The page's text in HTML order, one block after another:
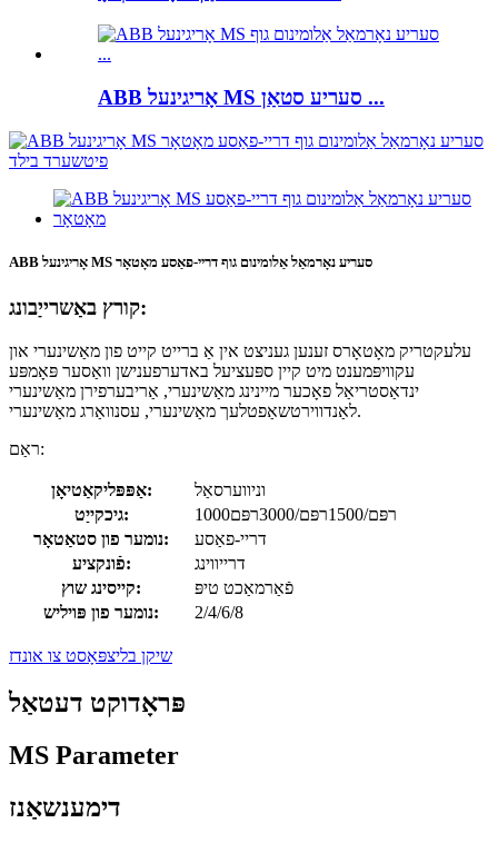
ABB אָריגינעל MS סעריע סטאַן ...
ABB אָריגינעל MS סעריע נאָרמאַל אַלומינום גוף דריי-פאַסע מאָטאָר
קורץ באַשרייַבונג:
עלעקטריק מאָטאָרס זענען געניצט אין אַ ברייט קייט פון מאַשינערי און
עקוויפּמענט מיט קיין ספּעציעל באדערפענישן וואַסער פּאָמפּע
ינדאַסטריאַל פאָכער מיינינג מאַשינערי, אַריבערפירן מאַשינערי
לאַנדווירטשאַפטלעך מאַשינערי, עסנוואַרג מאַשינערי.
ראַם:
אַפּפּליקאַטיאָן:
וניווערסאַל
גיכקייַט:
1000רפּם/1500רפּם/3000רפּם
נומער פון סטאַטאָר:
דריי-פאַסע
פֿונקציע:
דרייווינג
קייסינג שוץ:
פֿאַרמאַכט טיפּ
נומער פון פּויליש:
2/4/6/8
שיקן בליצפּאָסט צו אונדז
פּראָדוקט דעטאַל
MS Parameter
דימענשאַנז